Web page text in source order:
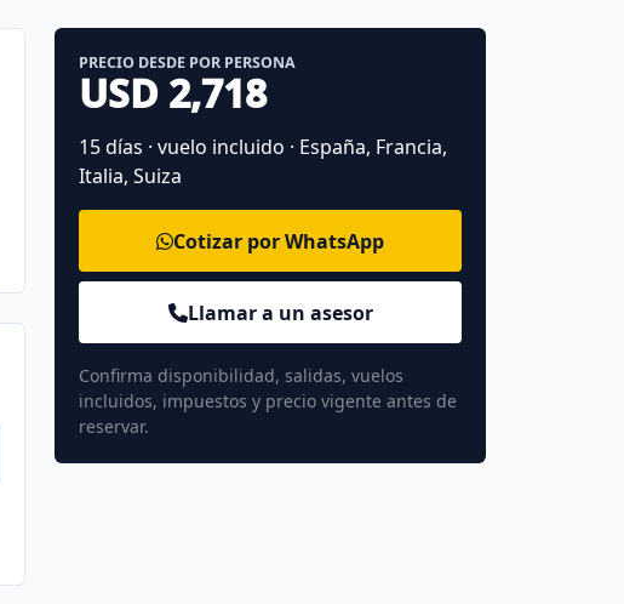
PRECIO DESDE POR PERSONA
USD 2,718
15 días · vuelo incluido · España, Francia,
Italia, Suiza
Cotizar por WhatsApp
Llamar a un asesor
Confirma disponibilidad, salidas, vuelos
incluidos, impuestos y precio vigente antes de
reservar.